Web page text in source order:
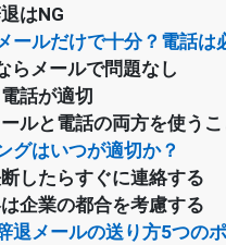
はNG
ールだけで十分？電話は
らメールで問題なし
話が適切
ルと電話の両方を使うこ
グはいつが適切か？
したらすぐに連絡する
企業の都合を考慮する
退メールの送り方5つの